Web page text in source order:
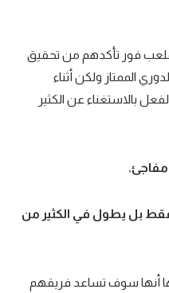
فور تأكدهم من تحقيق
الممتاز ولكن أثناء
بالاستغناء عن الكثير
مفاجئ.
فقط بل يطول في الكثير من
أنها سوف تساعد فريقهم